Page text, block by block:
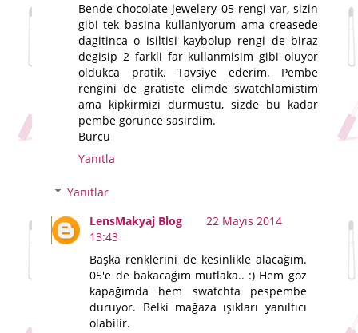
Bende chocolate jewelery 05 rengi var, sizin
gibi tek basina kullaniyorum ama creasede
dagitinca o isiltisi kaybolup rengi de biraz
degisip 2 farkli far kullanmisim gibi oluyor
oldukca pratik. Tavsiye ederim. Pembe
rengini de gratiste elimde swatchlamistim
ama kipkirmizi durmustu, sizde bu kadar
pembe gorunce sasirdim.
Burcu
Yanıtla
Yanıtlar
LensMakyaj Blog
22 Mayıs 2014
13:43
Başka renklerini de kesinlikle alacağım.
05'e de bakacağım mutlaka.. :) Hem göz
kapağımda hem swatchta pespembe
duruyor. Belki mağaza ışıkları yanıltıcı
olabilir.